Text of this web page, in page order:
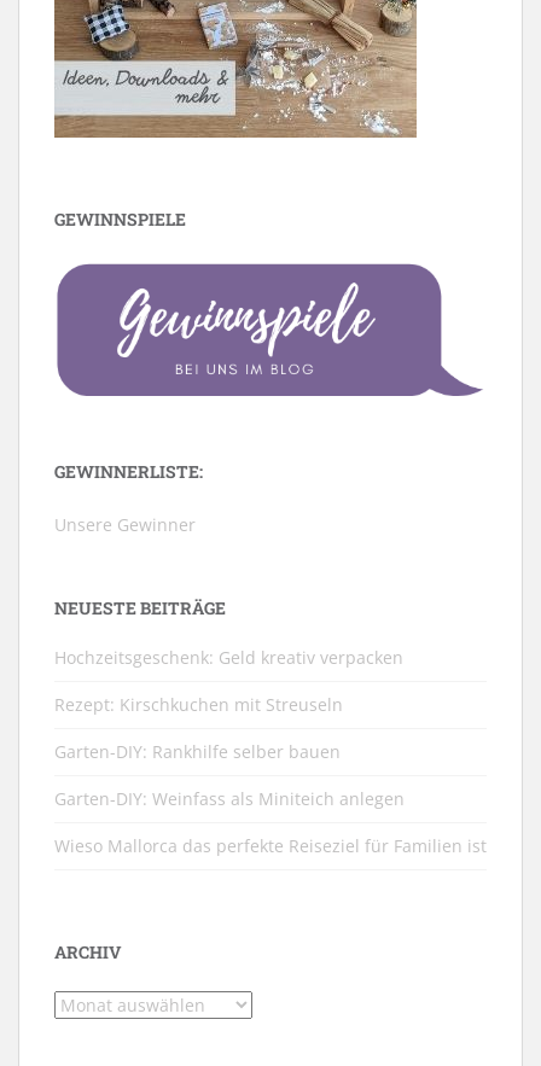
GEWINNSPIELE
GEWINNERLISTE:
Unsere Gewinner
NEUESTE BEITRÄGE
Hochzeitsgeschenk: Geld kreativ verpacken
Rezept: Kirschkuchen mit Streuseln
Garten-DIY: Rankhilfe selber bauen
Garten-DIY: Weinfass als Miniteich anlegen
Wieso Mallorca das perfekte Reiseziel für Familien ist
ARCHIV
Archiv